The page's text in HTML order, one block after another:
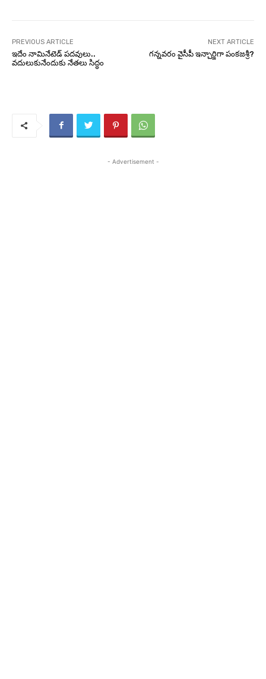
PREVIOUS ARTICLE
ఇదేం నామినేటెడ్ పదవులు..
వదులుకునేందుకు నేతలు సిద్ధం
NEXT ARTICLE
గన్నవరం వైసీపీ ఇన్చార్జిగా పంకజశ్రీ?
- Advertisement -